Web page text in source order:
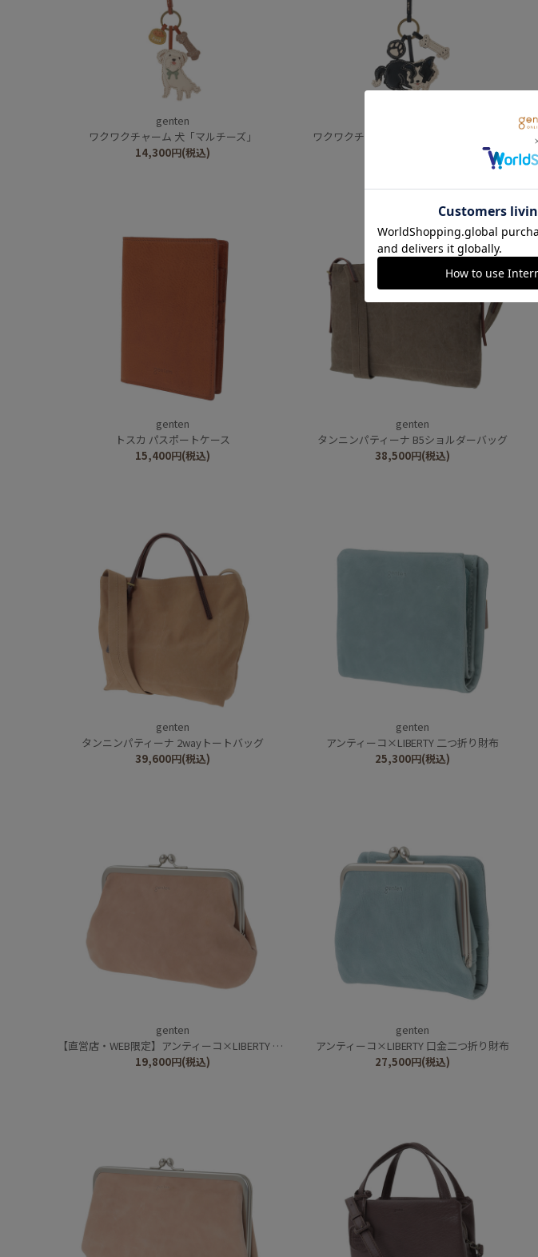
genten
ワクワクチャーム 犬「マルチーズ」
14,300円(税込)
ワクワクチャーム 犬「ボーダー・コリー」
genten
トスカ パスポートケース
15,400円(税込)
genten
タンニンパティーナ B5ショルダーバッグ
38,500円(税込)
genten
タンニンパティーナ 2wayトートバッグ
39,600円(税込)
genten
アンティーコ×LIBERTY 二つ折り財布
25,300円(税込)
genten
【直営店・WEB限定】アンティーコ×LIBERTY 口金ポーチ
19,800円(税込)
genten
アンティーコ×LIBERTY 口金二つ折り財布
27,500円(税込)